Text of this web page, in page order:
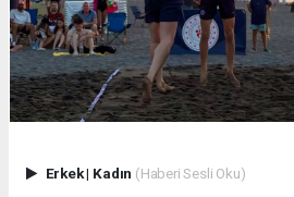
Erkek| Kadın (Haberi Sesli Oku)